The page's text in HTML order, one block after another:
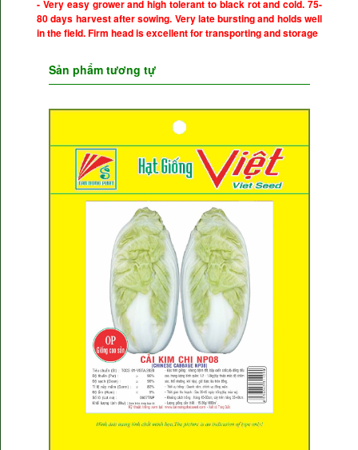
- Very easy grower and high tolerant to black rot and cold. 75-
80 days harvest after sowing. Very late bursting and holds well
in the field. Firm head is excellent for transporting and storage
Sản phẩm tương tự